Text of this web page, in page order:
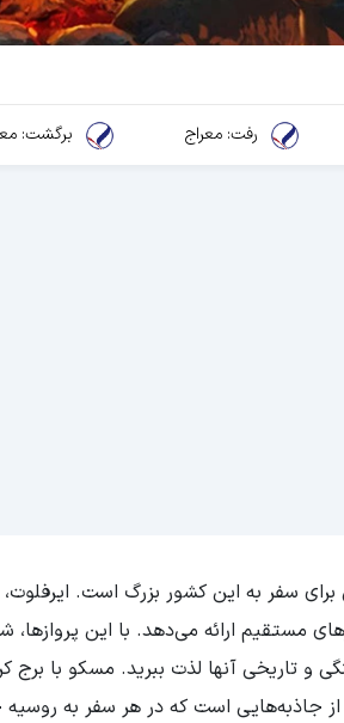
رفت: معراج برگشت:
سفر به این کشور بزرگ است.
مستقیم ارائه می‌دهد. با این
و تاریخی آنها لذت ببرید. مسکو با برج
جاذبه‌هایی است که در هر سفر به روسیه